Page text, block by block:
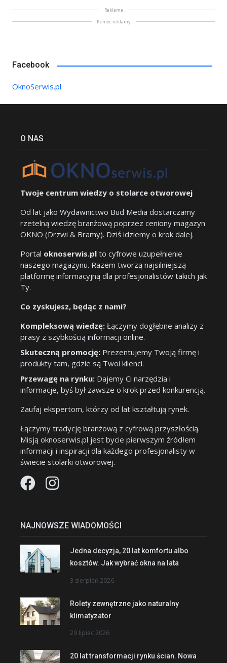
Reklama
Koniec reklamy
Facebook
OknoSerwis.pl
O NAS
Twoje centrum wiedzy o stolarce otworowej
Od lat jako Wydawnictwo Bud Media dostarczamy
rzetelną wiedzę branżową poprzez ceniony magazyn
OKNO (Drzwi & Bramy). Dziś idziemy o krok dalej.
Portal oknoserwis.pl to cyfrowe uzupełnienie
naszego magazynu. Razem tworzą najsilniejszą
platformę informacyjną dla profesjonalistów takich jak
Ty.
Co zyskujesz, będąc z nami?
Kompleksową wiedzę: Łączymy dogłębne analizy z
prasy z szybkością informacji online.
Skuteczną promocję: Prezentujemy Twoją firmę i
produkty tam, gdzie są Twoi klienci.
Przewagę na rynku: Dajemy Ci narzędzia i
informacje, byś był zawsze o krok przed konkurencją.
Zaufaj ekspertom, którzy od lat kształtują rynek.
Łączymy tradycję branżową z cyfrową przyszłością.
Misją oknoserwis.pl jest bycie pierwszym źródłem
informacji i inspiracji dla każdego profesjonalisty w
świecie stolarki otworowej.
NAJNOWSZE WIADOMOŚCI
Jedna decyzja, 20 lat komfortu albo
kosztów. Jak wybrać okna na lata
3 sierpień 2026
Rolety zewnętrzne jako naturalny
klimatyzator
29 lipiec 2026
20 lat transformacji rynku ścian. Nowa